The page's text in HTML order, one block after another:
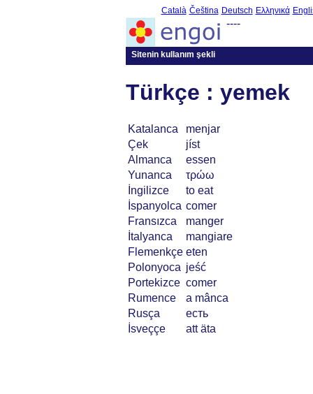
Català Čeština Deutsch Ελληνικά
----
Sitenin kullanım şekli
Türkçe : yemek
Katalanca
menjar
Çek
jíst
Almanca
essen
Yunanca
τρώω
İngilizce
to eat
İspanyolca comer
Fransızca
manger
İtalyanca
mangiare
Flemenkçe eten
Polonyoca jeść
Portekizce comer
Rumence
a mânca
Rusça
есть
İsveççe
att äta